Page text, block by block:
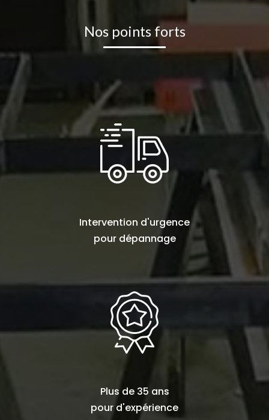
Nos points forts
Intervention d'urgence
pour dépannage
Plus de 35 ans
pour d'expérience